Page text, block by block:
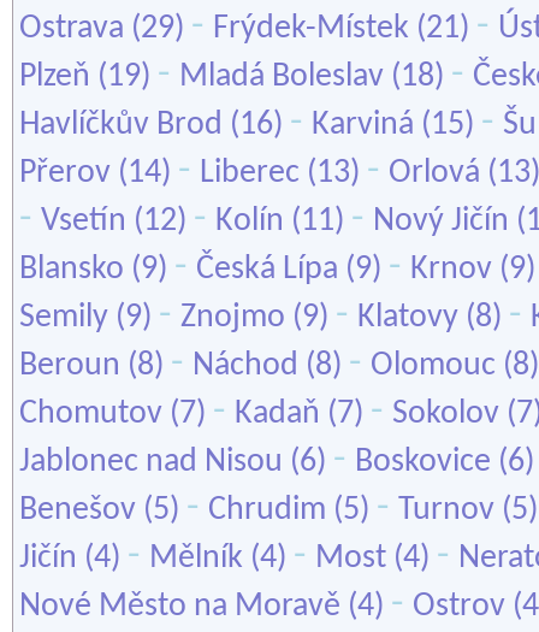
Ostrava (29) - Frýdek-Místek (21) -
Plzeň (19) - Mladá Boleslav (18) -
Havlíčkův Brod (16) - Karviná (15) -
Přerov (14) - Liberec (13) - Orlová
- Vsetín (12) - Kolín (11) - Nový Jičín
Blansko (9) - Česká Lípa (9) - Krnov
Semily (9) - Znojmo (9) - Klatovy (8) -
Beroun (8) - Náchod (8) - Olomouc
Chomutov (7) - Kadaň (7) - Sokolov
Jablonec nad Nisou (6) - Boskovice
Benešov (5) - Chrudim (5) - Turnov
Jičín (4) - Mělník (4) - Most (4) -
Nové Město na Moravě (4) - Ostrov